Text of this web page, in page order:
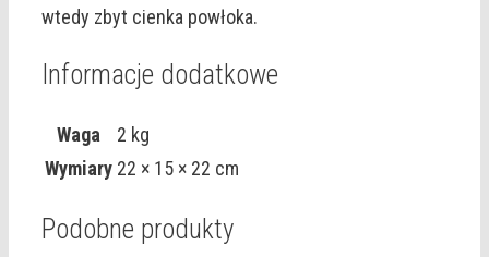
wtedy zbyt cienka powłoka.
Informacje dodatkowe
Waga
2 kg
Wymiary 22 × 15 × 22 cm
Podobne produkty